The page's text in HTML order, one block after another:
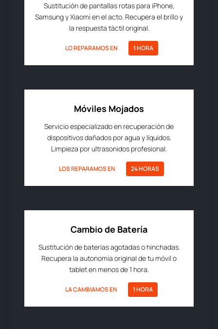
Sustitución de pantallas rotas para iPhone,
Samsung y Xiaomi en el acto. Recupera el brillo y
la respuesta táctil original.
LO REPARAMOS EN 1 HORA
Móviles Mojados
Servicio especializado en recuperación de
dispositivos dañados por agua y líquidos.
Limpieza por ultrasonidos profesional.
LOS REPARAMOS EN 24 HORAS
Cambio de Batería
Sustitución de baterías agotadas o hinchadas.
Recupera la autonomía original de tu móvil o
tablet en menos de 1 hora.
LA CAMBIAMOS EN 1 HORA